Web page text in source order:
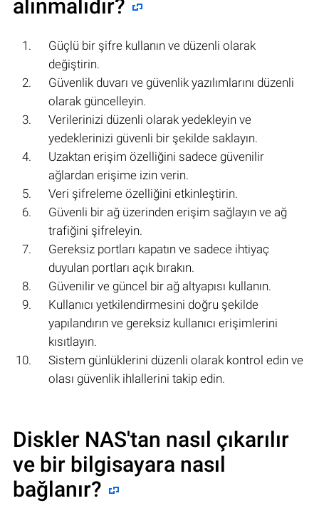
alınmalıdır?
Güçlü bir şifre kullanın ve düzenli olarak
değiştirin.
Güvenlik duvarı ve güvenlik yazılımlarını düzenli
olarak güncelleyin.
Verilerinizi düzenli olarak yedekleyin ve
yedeklerinizi güvenli bir şekilde saklayın.
Uzaktan erişim özelliğini sadece güvenilir
ağlardan erişime izin verin.
Veri şifreleme özelliğini etkinleştirin.
Güvenli bir ağ üzerinden erişim sağlayın ve ağ
trafiğini şifreleyin.
Gereksiz portları kapatın ve sadece ihtiyaç
duyulan portları açık bırakın.
Güvenilir ve güncel bir ağ altyapısı kullanın.
Kullanıcı yetkilendirmesini doğru şekilde
yapılandırın ve gereksiz kullanıcı erişimlerini
kısıtlayın.
Sistem günlüklerini düzenli olarak kontrol edin ve
olası güvenlik ihlallerini takip edin.
Diskler NAS'tan nasıl çıkarılır
ve bir bilgisayara nasıl
bağlanır?